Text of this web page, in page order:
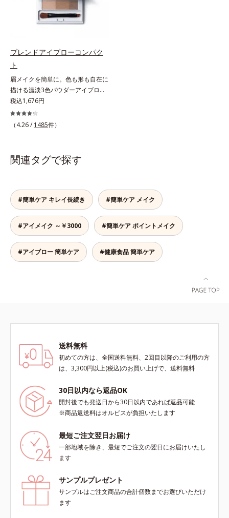
から持ち上げて、美しくセパレート
させ、瞳への輝きをサポートしま
タイプながら、お湯だけで簡単にオ
ブレンドアイブローコンパク
ト
眉メイクを簡単に。色も形も自在に
描ける濃淡3色パウダーアイブロ
ー。眉は髪の色に合わせると自然。
濃淡3色セットなら、混ぜ方次第で
自分にぴったりの眉色が作れます。
のもの。眉を立体的に描くだけで、
ぐっとアカ抜けた印象になります。
ウダー」の成せるワザ。軽くブラシ
を引くだけで、眉尻ラインまでキレ
イに描け、仕上がりはどこまでもナ
チュラル。汗、皮脂にも強く、描き
たての美しい眉を1日中持続しま
す。
税込1,676円
（4.26 / 1485件）
関連タグで探す
#簡単ケア キレイ長続き #簡単ケア メイク
#アイメイク ～￥3000 #簡単ケア ポイントメイク
#アイブロー 簡単ケア #健康食品 簡単ケア
送料無料
初めての方は、全国送料無料、2回目以降のご利用の方
は、3,300円以上(税込)のお買い上げで、送料無料
30日以内なら返品OK
開封後でも発送日から30日以内であれば返品可能
※商品返送料はオルビスが負担いたします
最短ご注文翌日お届け
一部地域を除き、最短でご注文の翌日にお届けいたし
ます
サンプルプレゼント
サンプルはご注文商品の合計個数までお選びいただけ
ます